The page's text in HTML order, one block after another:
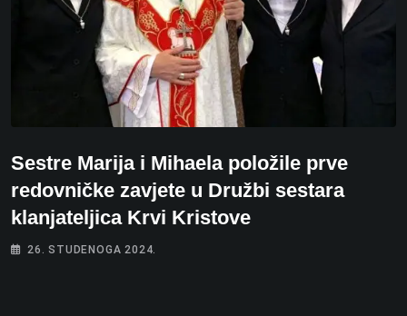
Sestre Marija i Mihaela položile prve
redovničke zavjete u Družbi sestara
klanjateljica Krvi Kristove
26. STUDENOGA 2024.